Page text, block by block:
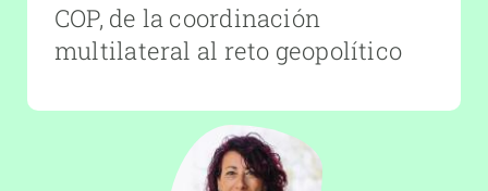
COP, de la coordinación
multilateral al reto geopolítico